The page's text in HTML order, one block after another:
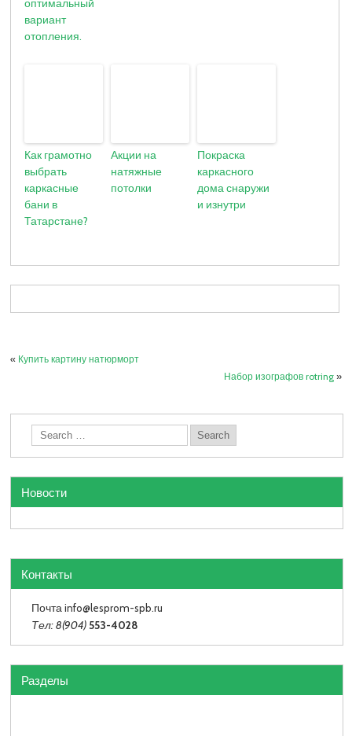
оптимальный
вариант
отопления.
Как грамотно
выбрать
каркасные
бани в
Татарстане?
Акции на
натяжные
потолки
Покраска
каркасного
дома снаружи
и изнутри
« Купить картину натюрморт
Набор изографов rotring»
Новости
Контакты
Почта info@lesprom-spb.ru
Тел: 8(904) 553-4028
Разделы